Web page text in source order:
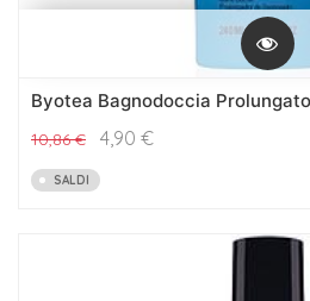
Byotea Bagnodoccia
10,86€ 4,90 €
SALDI